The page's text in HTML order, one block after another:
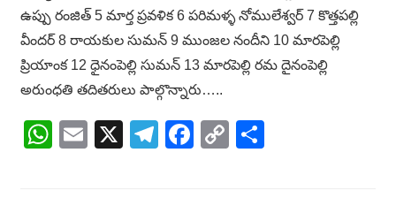
ఉప్పు రంజిత్ 5 మార్త ప్రవళిక 6 పరిమళ్ళ నోములేశ్వర్ 7 కొత్తపల్లి
వీందర్ 8 రాయకుల సుమన్ 9 ముంజల నందీని 10 మారపెల్లి
ప్రియాంక 12 ధైనంపెల్లి సుమన్ 13 మారపెల్లి రమ దైనంపెల్లి
అరుంధతి తదితరులు పాల్గొన్నారు…..
WhatsApp
Email
X Telegram
Facebook
Copy